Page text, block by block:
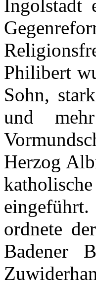
Ingolstadt
Philibert
Sohn,
und mehr
Herzog
katholische
eingeführt.
ordnete der
Badener